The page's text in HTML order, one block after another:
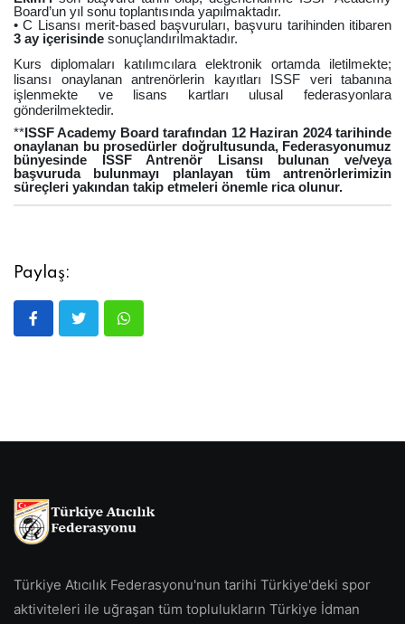
Board’un yıl sonu toplantısında yapılmaktadır.
• C Lisansı merit-based başvuruları, başvuru tarihinden itibaren
3 ay içerisinde sonuçlandırılmaktadır.
Kurs diplomaları katılımcılara elektronik ortamda iletilmekte;
lisansı onaylanan antrenörlerin kayıtları ISSF veri tabanına
işlenmekte ve lisans kartları ulusal federasyonlara
gönderilmektedir.
** ISSF Academy Board tarafından 12 Haziran 2024 tarihinde
onaylanan bu prosedürler doğrultusunda, Federasyonumuz
bünyesinde ISSF Antrenör Lisansı bulunan ve/veya
başvuruda bulunmayı planlayan tüm antrenörlerimizin
süreçleri yakından takip etmeleri önemle rica olunur.
Paylaş:
Türkiye Atıcılık Federasyonu'nun tarihi Türkiye'deki spor
aktiviteleri ile uğraşan tüm toplulukların Türkiye İdman